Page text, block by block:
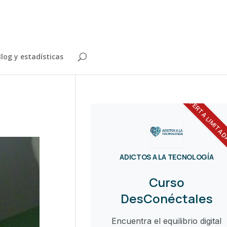
y estadísticas
OFERTA
ADICTOS A LA TECNOLOGÍA
Curso
DesConéctales
Encuentra el equilibrio digital